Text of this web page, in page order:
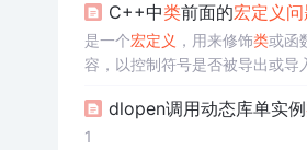
C++中类前面的宏定义
是一个宏定义 ，用来修饰类或函
容，以控制符号是否被导出或
而无需手动修改符号导出和导入
dlopen调用动态库单实例
1